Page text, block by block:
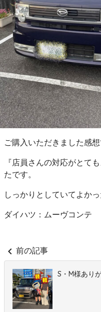
ご購入いただきました感想
『店員さんの対応がとて
たです。
しっかりとしていてよかっ
ダイハツ：ムーヴコンテ
chevron_left 前の記事
S・M様あり